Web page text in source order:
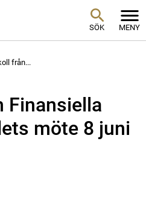
SÖK MENY
från...
Finansiella
möte 8 juni